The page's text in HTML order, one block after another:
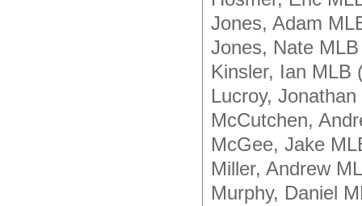
Jones, Adam
Jones, Nate
Kinsler, Ian MLB
Lucroy,
McCutchen,
McGee, Jake
Miller, Andrew
Murphy, Daniel